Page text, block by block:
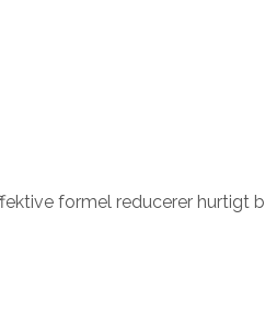
formel reducerer hurtigt